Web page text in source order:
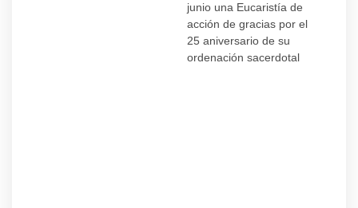
junio una Eucaristía de
acción de gracias por el
25 aniversario de su
ordenación sacerdotal